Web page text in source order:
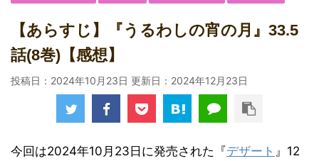
【あらすじ】『うるわしの宵の月』33.5
話(8巻)【感想】
投稿日：2024年10月23日 更新日： 2024年12月23日
今回は2024年10月23日に発売された『デザート 』12